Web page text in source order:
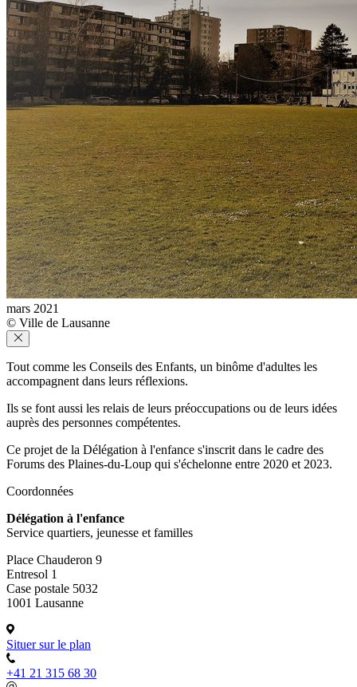
mars 2021
© Ville de Lausanne
Tout comme les Conseils des Enfants, un binôme d'adultes les
accompagnent dans leurs réflexions.
Ils se font aussi les relais de leurs préoccupations ou de leurs idées
auprès des personnes compétentes.
Ce projet de la Délégation à l'enfance s'inscrit dans le cadre des
Forums des Plaines-du-Loup qui s'échelonne entre 2020 et 2023.
Coordonnées
Délégation à l'enfance
Service quartiers, jeunesse et familles
Place Chauderon 9
Entresol 1
Case postale 5032
1001 Lausanne
Situer sur le plan
+41 21 315 68 30